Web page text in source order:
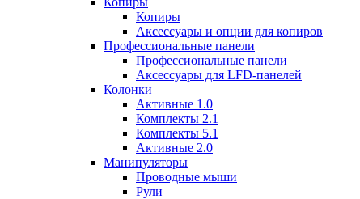
Копиры
Аксессуары и опции для копиров
Профессиональные панели
Профессиональные панели
Аксессуары для LFD-панелей
Колонки
Активные 1.0
Комплекты 2.1
Комплекты 5.1
Активные 2.0
Манипуляторы
Проводные мыши
Рули